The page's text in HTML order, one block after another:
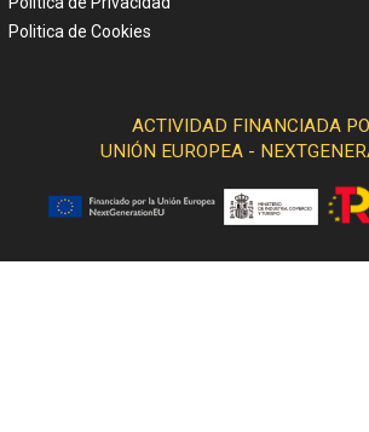
Politica de Cookies
ACTIVIDAD FINANCIADA
UNIÓN EUROPEA -